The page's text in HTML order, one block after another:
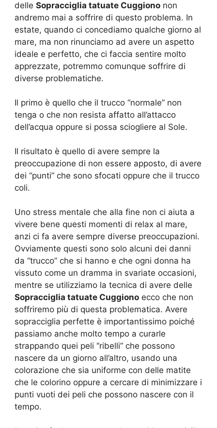
delle Sopracciglia tatuate Cuggiono non
andremo mai a soffrire di questo problema. In
estate, quando ci concediamo qualche giorno al
mare, ma non rinunciamo ad avere un aspetto
ideale e perfetto, che ci faccia sentire molto
apprezzate, potremmo comunque soffrire di
diverse problematiche.
Il primo è quello che il trucco “normale” non
tenga o che non resista affatto all’attacco
dell’acqua oppure si possa sciogliere al Sole.
Il risultato è quello di avere sempre la
preoccupazione di non essere apposto, di avere
dei “punti” che sono sfocati oppure che il trucco
coli.
Uno stress mentale che alla fine non ci aiuta a
vivere bene questi momenti di relax al mare,
anzi ci fa avere sempre diverse preoccupazioni.
Ovviamente questi sono solo alcuni dei danni
da “trucco” che si hanno e che ogni donna ha
vissuto come un dramma in svariate occasioni,
mentre se utilizziamo la tecnica di avere delle
Sopracciglia tatuate Cuggiono ecco che non
soffriremo più di questa problematica. Avere
sopracciglia perfette è importantissimo poiché
passiamo anche molto tempo a curarle
strappando quei peli “ribelli” che possono
nascere da un giorno all’altro, usando una
colorazione che sia uniforme con delle matite
che le colorino oppure a cercare di minimizzare i
punti vuoti dei peli che possono nascere con il
tempo.